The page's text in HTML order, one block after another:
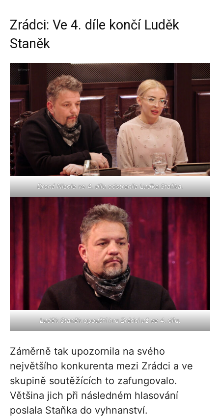
Zrádci: Ve 4. díle končí Luděk
Staněk
Drsná Nicole ve 4. dílu odstranila Luďka Staňka.
Luděk Staněk opouští hru Zrádci už ve 4. dílu.
Záměrně tak upozornila na svého
největšího konkurenta mezi Zrádci a ve
skupině soutěžících to zafungovalo.
Většina jich při následném hlasování
poslala Staňka do vyhnanství.